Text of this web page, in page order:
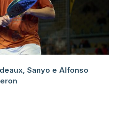
Sanyo e Alfonso